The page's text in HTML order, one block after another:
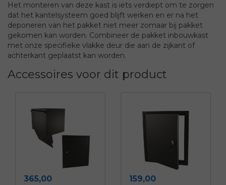
Het monteren van deze kast is iets verdiept om te zorgen
dat het kantelsysteem goed blijft werken en er na het
deponeren van het pakket niet meer zomaar bij pakket
gekomen kan worden. Combineer de pakket inbouwkast
met onze specifieke vlakke deur die aan de zijkant of
achterkant geplaatst kan worden.
Accessoires voor dit product
Prijs
365,00 Prijs
159,00